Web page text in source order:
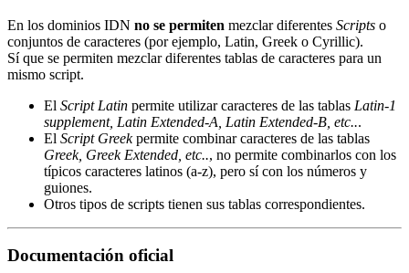
En los dominios IDN no se permiten mezclar diferentes Scripts o
conjuntos de caracteres (por ejemplo, Latin, Greek o Cyrillic).
Sí que se permiten mezclar diferentes tablas de caracteres para un
mismo script.
El Script Latin permite utilizar caracteres de las tablas Latin-1
supplement, Latin Extended-A, Latin Extended-B, etc...
El Script Greekpermite combinar caracteres de las tablas
Greek, Greek Extended, etc.., no permite combinarlos con los
típicos caracteres latinos (a-z), pero sí con los números y
guiones.
Otros tipos de scripts tienen sus tablas correspondientes.
Documentación oficial